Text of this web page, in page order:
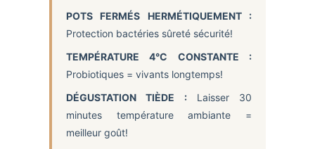
POTS FERMÉS HERMÉTIQUEMENT :
Protection bactéries sûreté sécurité!
TEMPÉRATURE 4°C CONSTANTE :
Probiotiques = vivants longtemps!
DÉGUSTATION TIÈDE :Laisser 30
minutes température ambiante =
meilleur goût!